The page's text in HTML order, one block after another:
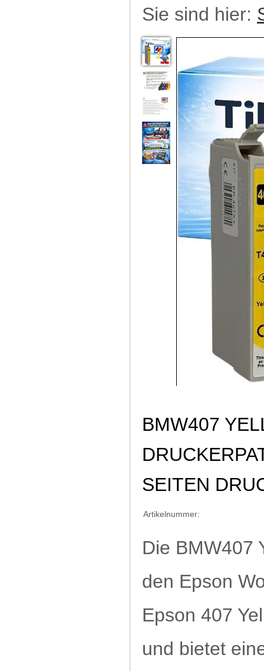
Sie sind hier:
BMW407
SEITEN
Artikelnummer:
Die BMW407
den Epson
Epson 407
und bietet